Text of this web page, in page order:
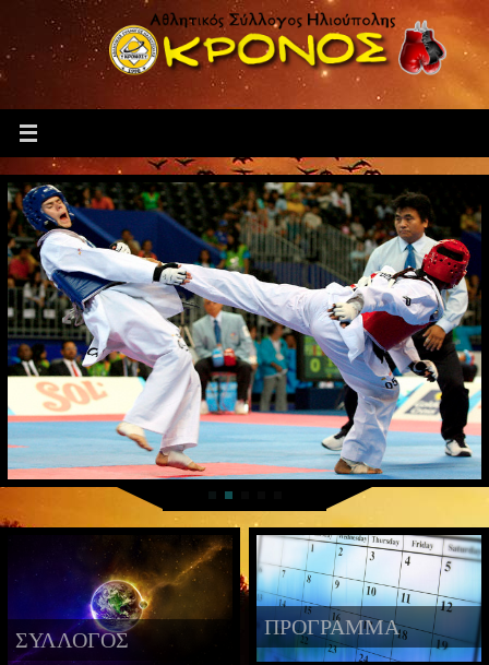
ΣΥΛΛΟΓΟΣ
Εδω μπορείτε να δείτε περισσότερα
για τον σύλλογο και τον χώρο που
γίνονται οι προπονήσεις.
ΠΡΟΓΡΑΜΜΑ
Εδω μπορείτε να δείτε το πρόγραμμα
της σχολής καθώς και τις πολεμικές
τέχνες / αθλήματα που διδάσκονται